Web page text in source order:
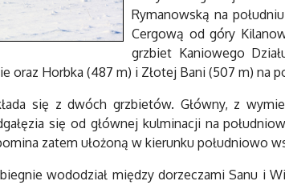
Rymanowską na
Cergową od góry
grzbiet Kaniowego
oraz Horbka (487 m) i Złotej Bani (507 m) na
się z dwóch grzbietów. Główny, z
się od głównej kulminacji na
zatem ułożoną w kierunku południowo
wododział między dorzeczami Sanu i